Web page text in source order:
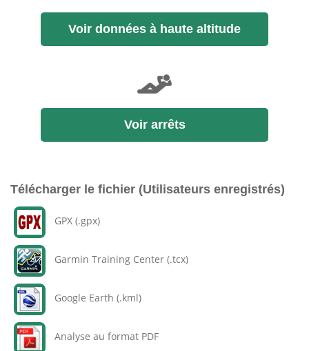
Voir données à haute altitude
Voir arrêts
Télécharger le fichier (Utilisateurs enregistrés)
GPX (.gpx)
Garmin Training Center (.tcx)
Google Earth (.kml)
Analyse au format PDF